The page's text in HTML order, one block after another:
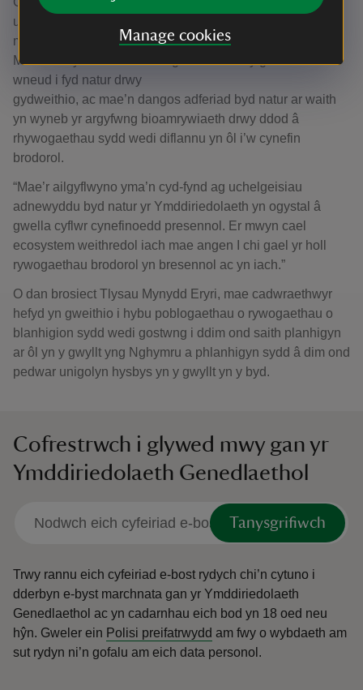
Manage cookies
unigryw a’r planhigion sydd i’w cael yma, a dyna pam
mae’r prosiect yma’n wirioneddol gyffrous a gobeithiol.
Mae’n arwydd diriaethol o’r gwahaniaeth y gallwn ni ei
wneud i fyd natur drwy
gydweithio, ac mae’n dangos adferiad byd natur ar waith
yn wyneb yr argyfwng bioamrywiaeth drwy ddod â
rhywogaethau sydd wedi diflannu yn ôl i’w cynefin
brodorol.
“Mae’r ailgyflwyno yma’n cyd-fynd ag uchelgeisiau
adnewyddu byd natur yr Ymddiriedolaeth yn ogystal â
gwella cyflwr cynefinoedd presennol. Er mwyn cael
ecosystem weithredol iach mae angen I chi gael yr holl
rywogaethau brodorol yn bresennol ac yn iach.”
O dan brosiect Tlysau Mynydd Eryri, mae cadwraethwyr
hefyd yn gweithio i hybu poblogaethau o rywogaethau o
blanhigion sydd wedi gostwng i ddim ond saith planhigyn
ar ôl yn y gwyllt yng Nghymru a phlanhigyn sydd â dim ond
pedwar unigolyn hysbys yn y gwyllt yn y byd.
Cofrestrwch i glywed mwy gan yr
Ymddiriedolaeth Genedlaethol
Tanysgrifiwch
Trwy rannu eich cyfeiriad e-bost rydych chi’n cytuno i
dderbyn e-byst marchnata gan yr Ymddiriedolaeth
Genedlaethol ac yn cadarnhau eich bod yn 18 oed neu
hŷn. Gweler ein Polisi preifatrwydd am fwy o wybdaeth am
sut rydyn ni’n gofalu am eich data personol.